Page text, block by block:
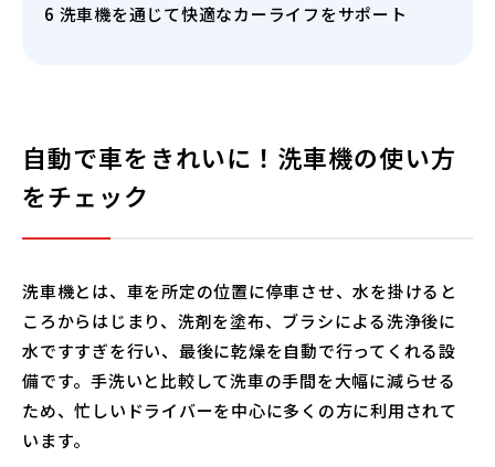
6 洗車機を通じて快適なカーライフをサポート
自動で車をきれいに！洗車機の使い方
をチェック
洗車機とは、車を所定の位置に停車させ、水を掛けると
ころからはじまり、洗剤を塗布、ブラシによる洗浄後に
水ですすぎを行い、最後に乾燥を自動で行ってくれる設
備です。手洗いと比較して洗車の手間を大幅に減らせる
ため、忙しいドライバーを中心に多くの方に利用されて
います。